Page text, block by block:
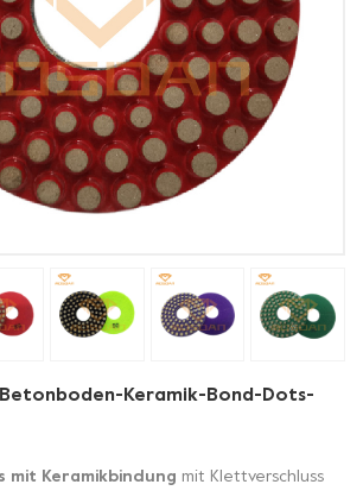
Keramik-Bond-Dots-
mit Keramikbindung mit Klettverschluss